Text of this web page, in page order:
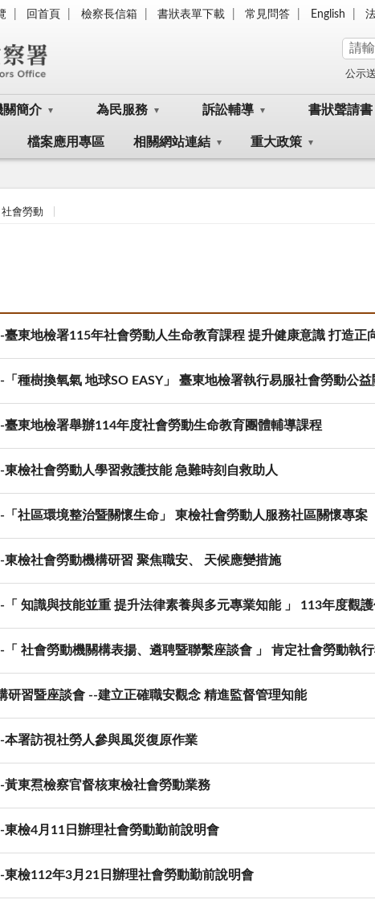
回首頁 檢察長信箱 書狀表單下載 常見問答 English
公示
關簡介 為民服務 訴訟輔導 書狀聲請書
檔案應用專區 相關網站連結 重大政策
社會勞動
東地檢署115年社會勞動人生命教育課程 提升健康意識 打造正
種樹換氧氣 地球SO EASY」 臺東地檢署執行易服社會勞動公
東地檢署舉辦114年度社會勞動生命教育團體輔導課程
檢社會勞動人學習救護技能 急難時刻自救助人
社區環境整治暨關懷生命」 東檢社會勞動人服務社區關懷專案
檢社會勞動機構研習 聚焦職安、 天候應變措施
知識與技能並重 提升法律素養與多元專業知能 」 113年度觀
社會勞動機關構表揚、遴聘暨聯繫座談會 」 肯定社會勞動執
研習暨座談會 --建立正確職安觀念 精進監督管理知能
署訪視社勞人參與風災復原作業
東焄檢察官督核東檢社會勞動業務
檢4月11日辦理社會勞動勤前說明會
檢112年3月21日辦理社會勞動勤前說明會